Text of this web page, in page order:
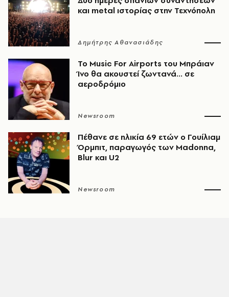
και metal ιστορίας στην Τεχνόπολη
Δημήτρης Αθανασιάδης
Το Music For Airports του Μπράιαν
Ίνο θα ακουστεί ζωντανά... σε
αεροδρόμιο
Newsroom
Πέθανε σε ηλικία 69 ετών ο Γουίλιαμ
Όρμπιτ, παραγωγός των Madonna,
Blur και U2
Newsroom